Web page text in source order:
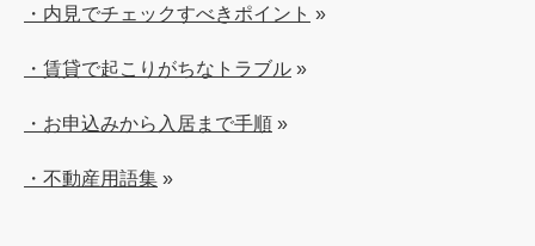
・内見でチェックすべきポイント »
・賃貸で起こりがちなトラブル »
・お申込みから入居まで手順 »
・不動産用語集 »